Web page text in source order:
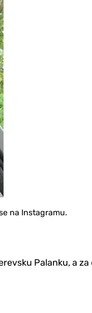
na Instagramu.
Palanku, a